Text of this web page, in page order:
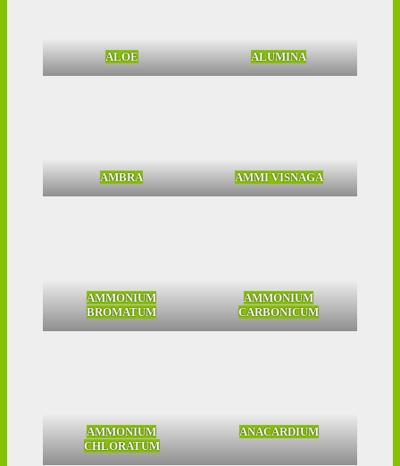
ALOE ALUMINA
AMBRA AMMI VISNAGA
AMMONIUM
BROMATUM
AMMONIUM
CARBONICUM
AMMONIUM
CHLORATUM
ANACARDIUM